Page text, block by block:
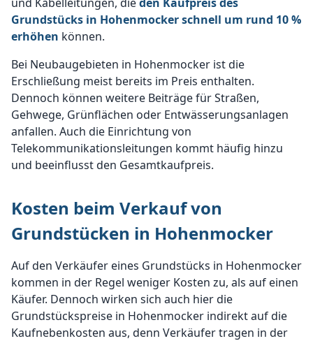
Grundstücks in Hohenmocker schnell um rund 10 %
erhöhen können.
Bei Neubaugebieten in Hohenmocker ist die
Erschließung meist bereits im Preis enthalten.
Dennoch können weitere Beiträge für Straßen,
Gehwege, Grünflächen oder Entwässerungsanlagen
anfallen. Auch die Einrichtung von
Telekommunikationsleitungen kommt häufig hinzu
und beeinflusst den Gesamtkaufpreis.
Kosten beim Verkauf von
Grundstücken in Hohenmocker
Auf den Verkäufer eines Grundstücks in Hohenmocker
kommen in der Regel weniger Kosten zu, als auf einen
Käufer. Dennoch wirken sich auch hier die
Grundstückspreise in Hohenmocker indirekt auf die
Kaufnebenkosten aus, denn Verkäufer tragen in der